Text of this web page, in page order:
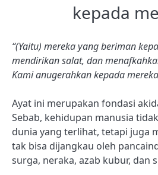
kepada
“(Yaitu) mereka yang beriman
mendirikan salat, dan
Kami anugerahkan kepada mereka
Ayat ini merupakan fondasi
Sebab, kehidupan manusia
dunia yang terlihat, tetapi juga
tak bisa dijangkau oleh
surga, neraka, azab kubur, dan